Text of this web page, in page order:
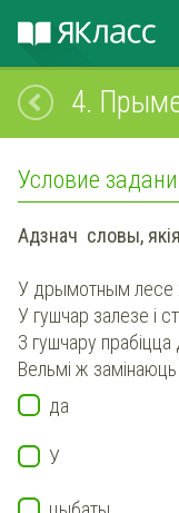
4.
Условие
Адзнач словы,
У дрымотным лесе
У гушчар залезе і
З гушчару прабіцца
Вельмі ж замінаюць
да
У